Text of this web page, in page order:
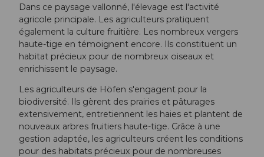
Dans ce paysage vallonné, l'élevage est l'activité
agricole principale. Les agriculteurs pratiquent
également la culture fruitière. Les nombreux vergers
haute-tige en témoignent encore. Ils constituent un
habitat précieux pour de nombreux oiseaux et
enrichissent le paysage.
Les agriculteurs de Höfen s'engagent pour la
biodiversité. Ils gèrent des prairies et pâturages
extensivement, entretiennent les haies et plantent de
nouveaux arbres fruitiers haute-tige. Grâce à une
gestion adaptée, les agriculteurs créent les conditions
pour des habitats précieux pour de nombreuses